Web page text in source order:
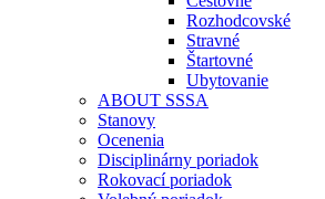
Rozhodcovské
Stravné
Štartovné
Ubytovanie
ABOUT SSSA
Stanovy
Ocenenia
Disciplinárny poriadok
Rokovací poriadok